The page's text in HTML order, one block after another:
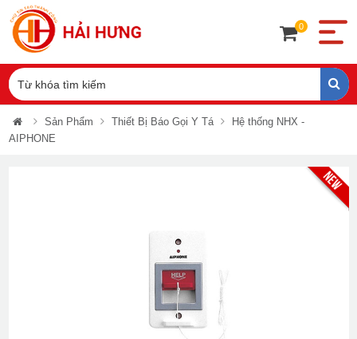
0
Sản Phẩm Thiết Bị Báo Gọi Y Tá
Hệ thống NHX -
AIPHONE